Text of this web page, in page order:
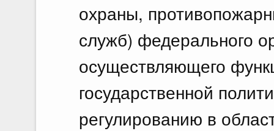
охраны,
служб) федерального
осуществляющего
государственной
регулированию в